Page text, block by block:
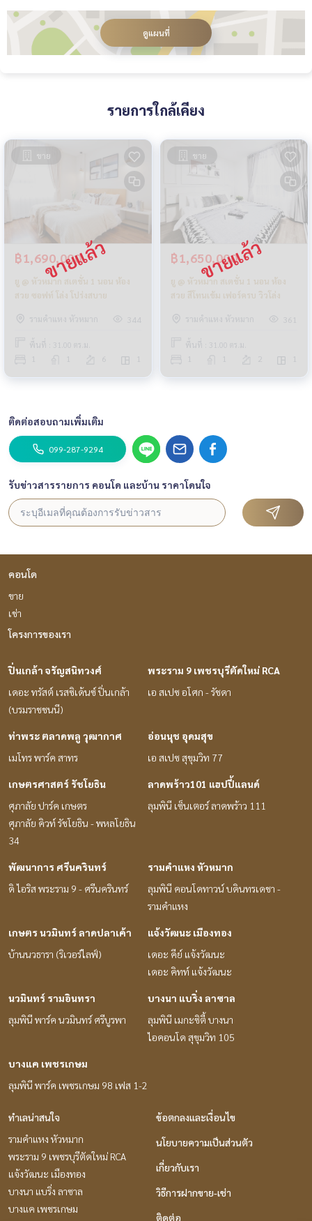
ดูแผนที่
รายการใกล้เคียง
ขาย
฿1,690,000
ยู @ หัวหมาก สเตชั่น 1 นอน ห้อง
สวย ซอฟท์ โล่ง โปร่งสบาย
รามคำแหง หัวหมาก 344
พื้นที่ : 31.00 ตร.ม.
1 1 6 1
ขาย
฿1,650,000
ยู @ หัวหมาก สเตชั่น 1 นอน ห้อง
สวย สีโทนเข้ม เฟอร์ครบ วิวโล่ง
รามคำแหง หัวหมาก 361
พื้นที่ : 31.00 ตร.ม.
1 1 2 1
ติดต่อสอบถามเพิ่มเติม
099-287-9294
รับข่าวสารรายการ คอนโด และบ้าน ราคาโดนใจ
คอนโด
ขาย
เช่า
โครงการของเรา
ปิ่นเกล้า จรัญสนิทวงศ์
เดอะ ทรัสต์ เรสซิเด้นซ์ ปิ่นเกล้า
(บรมราชชนนี)
พระราม 9 เพชรบุรีตัดใหม่ RCA
เอ สเปซ อโศก - รัชดา
ท่าพระ ตลาดพลู วุฒากาศ
เมโทร พาร์ค สาทร
อ่อนนุช อุดมสุข
เอ สเปซ สุขุมวิท 77
เกษตรศาสตร์ รัชโยธิน
ศุภาลัย ปาร์ค เกษตร
ศุภาลัย คิวท์ รัชโยธิน - พหลโยธิน
34
ลาดพร้าว101 แฮปปี้แลนด์
ลุมพินี เซ็นเตอร์ ลาดพร้าว 111
พัฒนาการ ศรีนครินทร์
ดิ ไอริส พระราม 9 - ศรีนครินทร์
รามคำแหง หัวหมาก
ลุมพินี คอนโดทาวน์ บดินทรเดชา -
รามคำแหง
เกษตร นวมินทร์ ลาดปลาเค้า
บ้านนวธารา (ริเวอร์ไลฟ์)
แจ้งวัฒนะ เมืองทอง
เดอะ คีย์ แจ้งวัฒนะ
เดอะ คิทท์ แจ้งวัฒนะ
นวมินทร์ รามอินทรา
ลุมพินี พาร์ค นวมินทร์ ศรีบูรพา
บางนา แบริ่ง ลาซาล
ลุมพินี เมกะซิตี้ บางนา
ไอคอนโด สุขุมวิท 105
บางแค เพชรเกษม
ลุมพินี พาร์ค เพชรเกษม 98 เฟส 1-2
ทำเลน่าสนใจ
รามคำแหง หัวหมาก
พระราม 9 เพชรบุรีตัดใหม่ RCA
แจ้งวัฒนะ เมืองทอง
บางนา แบริ่ง ลาซาล
บางแค เพชรเกษม
ข้อตกลงและเงื่อนไข
นโยบายความเป็นส่วนตัว
เกี่ยวกับเรา
วิธีการฝากขาย-เช่า
ติดต่อ